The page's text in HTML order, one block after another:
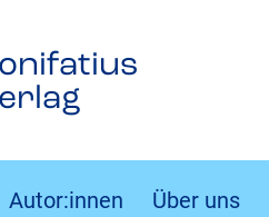
Autor:innen Über uns